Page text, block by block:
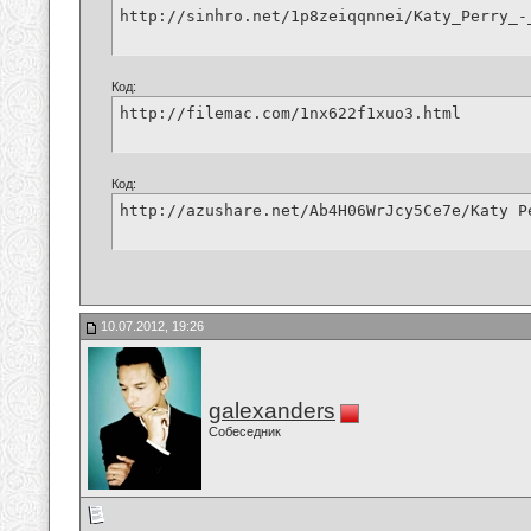
http://sinhro.net/1p8zeiqqnnei/Katy_Perry_-
Код:
http://filemac.com/1nx622f1xuo3.html
Код:
http://azushare.net/Ab4H06WrJcy5Ce7e/Katy
10.07.2012, 19:26
galexanders
Собеседник